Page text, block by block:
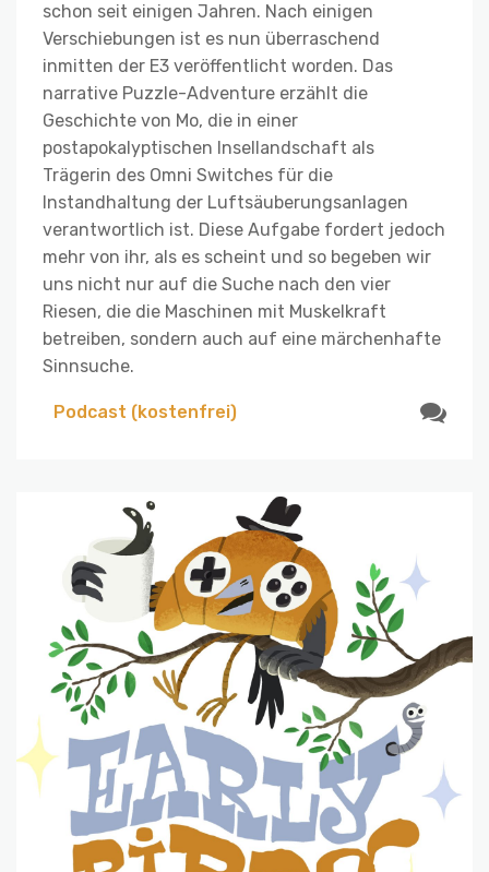
schon seit einigen Jahren. Nach einigen
Verschiebungen ist es nun überraschend
inmitten der E3 veröffentlicht worden. Das
narrative Puzzle-Adventure erzählt die
Geschichte von Mo, die in einer
postapokalyptischen Insellandschaft als
Trägerin des Omni Switches für die
Instandhaltung der Luftsäuberungsanlagen
verantwortlich ist. Diese Aufgabe fordert jedoch
mehr von ihr, als es scheint und so begeben wir
uns nicht nur auf die Suche nach den vier
Riesen, die die Maschinen mit Muskelkraft
betreiben, sondern auch auf eine märchenhafte
Sinnsuche.
Podcast (kostenfrei)